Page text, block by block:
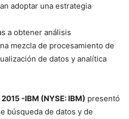
adoptar una estrategia
a obtener análisis
mezcla de procesamiento de
de datos y analítica
-IBM (NYSE: IBM) presentó
búsqueda de datos y de